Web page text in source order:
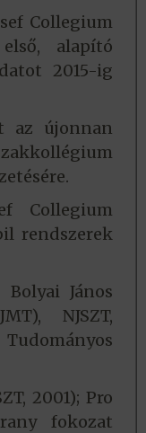
Collegium
alapító
2015-ig
az újonnan
Collegium
rendszerek
János
NJSZT,
2001); Pro
fokozat